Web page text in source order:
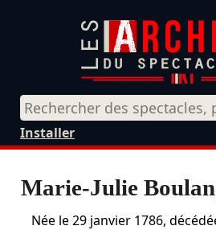
Installer
Marie-Julie
Née le29 janvier 1786,